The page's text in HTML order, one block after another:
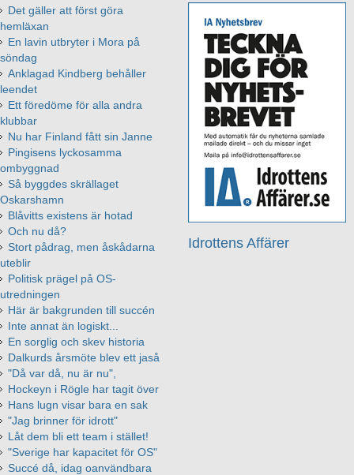
Idrottens Affärer
Det gäller att först göra
hemläxan
En lavin utbryter i Mora på
söndag
Anklagad Kindberg behåller
leendet
Ett föredöme för alla andra
klubbar
Nu har Finland fått sin Janne
Pingisens lyckosamma
ombyggnad
Så byggdes skrällaget
Oskarshamn
Blåvitts existens är hotad
Och nu då?
Stort pådrag, men åskådarna
uteblir
Politisk prägel på OS-
utredningen
Här är bakgrunden till succén
Inte annat än logiskt...
En sorglig och skev historia
Dalkurds årsmöte blev ett jaså
"Då var då, nu är nu",
Hockeyn i Rögle har tagit över
Hans lugn visar bara en sak
"Jag brinner för idrott"
Låt dem bli ett team i stället!
"Sverige har kapacitet för OS"
Succé då, idag oanvändbara